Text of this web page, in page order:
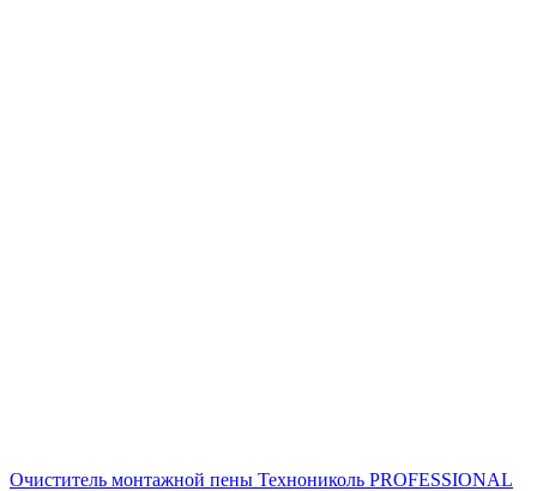
Очиститель монтажной пены Технониколь PROFESSIONAL